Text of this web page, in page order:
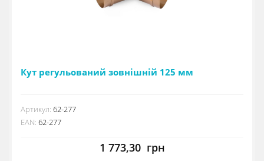
Кут регульований зовнішній 125 мм
Артикул: 62-277
EAN: 62-277
1 773,30грн